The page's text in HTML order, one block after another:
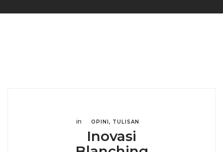
in OPINI , TULISAN
Inovasi